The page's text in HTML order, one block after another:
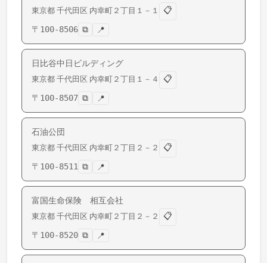
東京都 千代田区 内幸町 ２丁目１－１
📋
〒 100-8506 ⧉ 📍
日比谷中日ビルディング
東京都 千代田区 内幸町 ２丁目１－４
📋
〒 100-8507 ⧉ 📍
石油公団
東京都 千代田区 内幸町 ２丁目２－２
📋
〒 100-8511 ⧉ 📍
富国生命保険 相互会社
東京都 千代田区 内幸町 ２丁目２－２
📋
〒 100-8520 ⧉ 📍